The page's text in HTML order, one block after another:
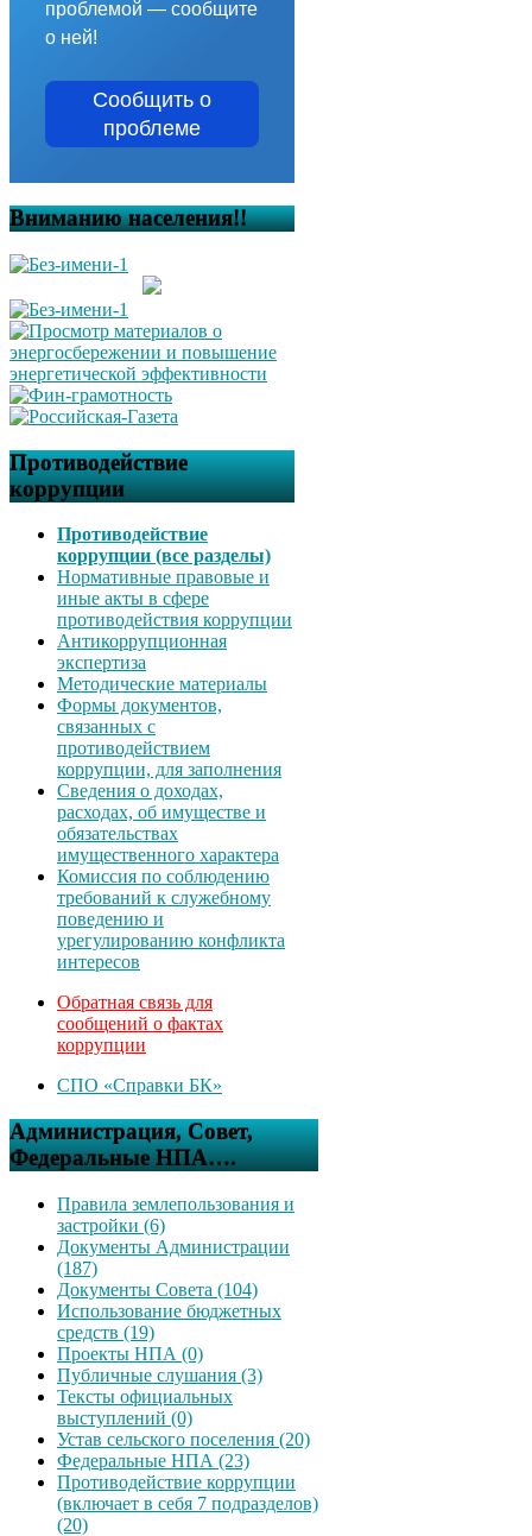
проблемой — сообщите
о ней!
Сообщить о
проблеме
Вниманию населения!!
Противодействие
коррупции
Противодействие
коррупции (все разделы)
Нормативные правовые и
иные акты в сфере
противодействия коррупции
Антикоррупционная
экспертиза
Методические материалы
Формы документов,
связанных с
противодействием
коррупции, для заполнения
Сведения о доходах,
расходах, об имуществе и
обязательствах
имущественного характера
Комиссия по соблюдению
требований к служебному
поведению и
урегулированию конфликта
интересов
Обратная связь для
сообщений о фактах
коррупции
СПО «Справки БК»
Администрация, Совет,
Федеральные НПА….
Правила землепользования и
застройки (6)
Документы Администрации
(187)
Документы Совета (104)
Использование бюджетных
средств (19)
Проекты НПА (0)
Публичные слушания (3)
Тексты официальных
выступлений (0)
Устав сельского поселения (20)
Федеральные НПА (23)
Противодействие коррупции
(включает в себя 7 подразделов)
(20)